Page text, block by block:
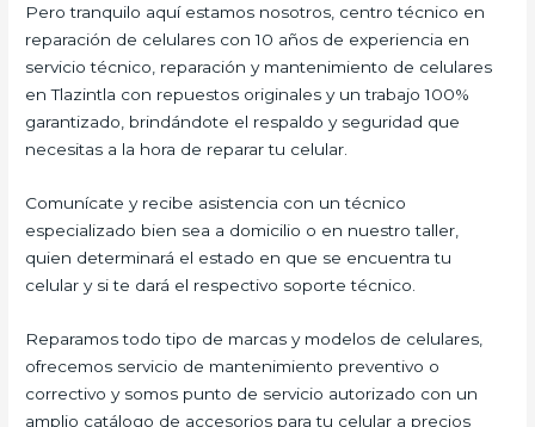
Pero tranquilo aquí estamos nosotros, centro técnico en
reparación de celulares con 10 años de experiencia en
servicio técnico, reparación y mantenimiento de celulares
en Tlazintla con repuestos originales y un trabajo 100%
garantizado, brindándote el respaldo y seguridad que
necesitas a la hora de reparar tu celular.
Comunícate y recibe asistencia con un técnico
especializado bien sea a domicilio o en nuestro taller,
quien determinará el estado en que se encuentra tu
celular y si te dará el respectivo soporte técnico.
Reparamos todo tipo de marcas y modelos de celulares,
ofrecemos servicio de mantenimiento preventivo o
correctivo y somos punto de servicio autorizado con un
amplio catálogo de accesorios para tu celular a precios